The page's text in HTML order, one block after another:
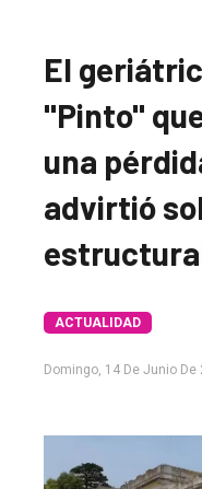
El
"Pinto"
una
advirtió
ACTUALIDAD
Domingo, 14 De Junio De